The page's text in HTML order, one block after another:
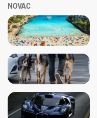
NOVAC